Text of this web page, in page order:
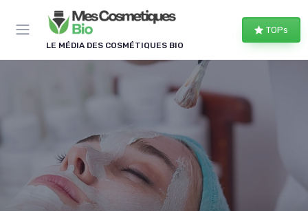
LE MÉDIA DES COSMÉTIQUES BIO
TOPs
Panneau de gestion des cookies